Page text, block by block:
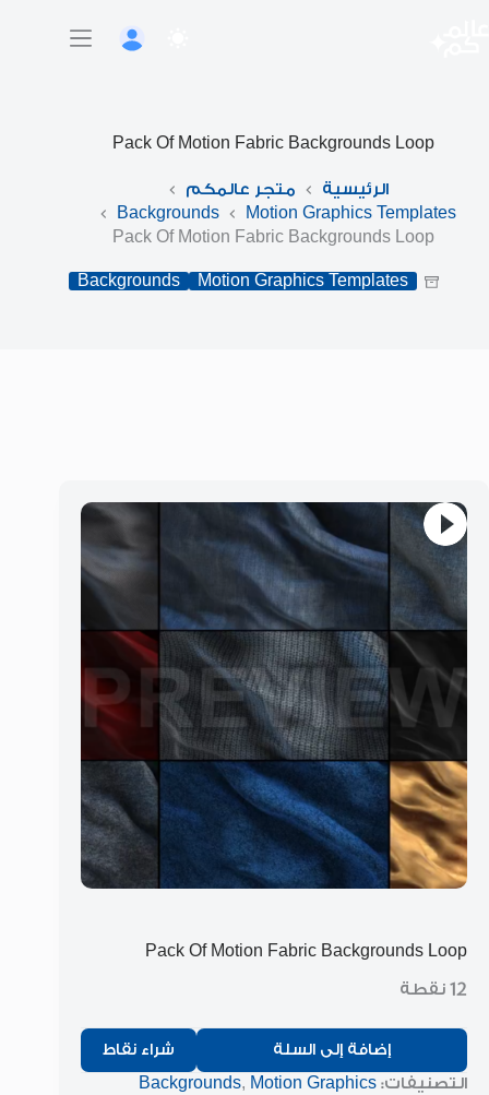
Pack Of Motion Fabric Backgrounds Loop
الرئيسية
متجر عالمكم
Motion Graphics Templates
Backgrounds
Pack Of Motion Fabric Backgrounds Loop
Backgrounds Motion Graphics Templates
Pack Of Motion Fabric Backgrounds Loop
12 نقطة
إضافة إلى السلة شراء نقاط
التصنيفات: Backgrounds, Motion Graphics